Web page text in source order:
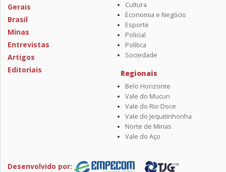
Gerais
Brasil
Minas
Entrevistas
Artigos
Editoriais
Cultura
Economia e Negócio
Esporte
Policial
Política
Sociedade
Regionais
Belo Horizonte
Vale do Mucuri
Vale do Rio Doce
Vale do Jequitinhonha
Norte de Minas
Vale do Aço
Desenvolvido por: